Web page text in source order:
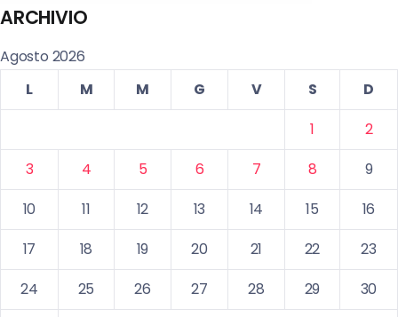
ARCHIVIO
Agosto 2026
L
M M G V S
D
1
2
3
4 5 6 7 8
9
10
11 12 13 14 15
16
17
18 19 20 21 22
23
24
25 26 27 28 29
30